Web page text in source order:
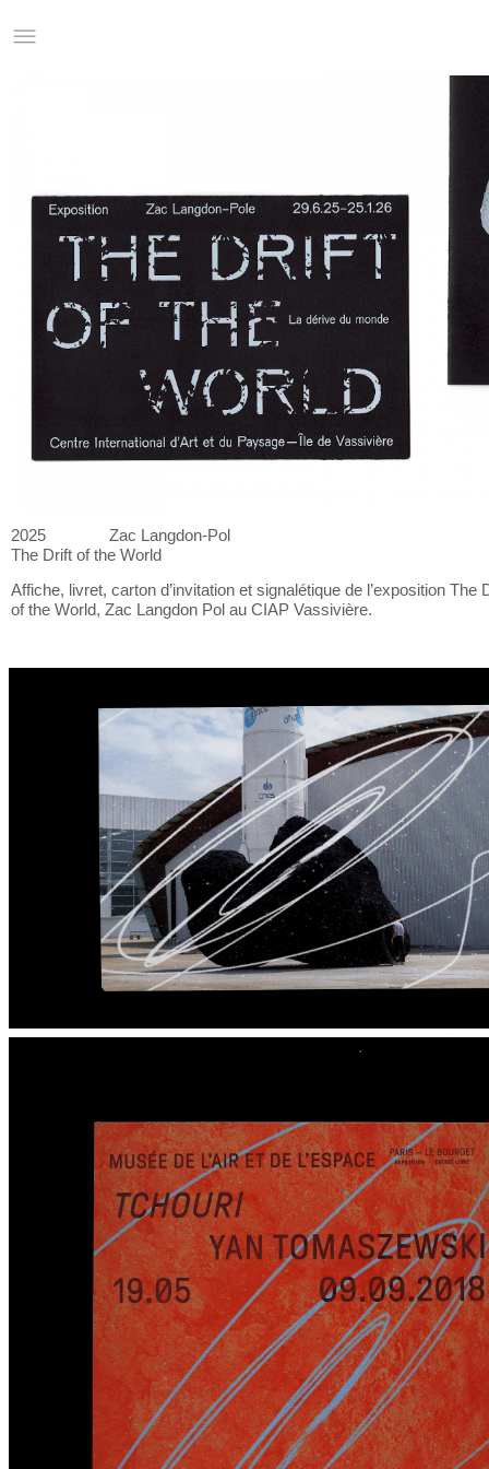
2025
Zac Langdon-Pol
The Drift of the World
Affiche, livret, carton d’invitation et signalétique de l’exposition The
of the World, Zac Langdon Pol au CIAP Vassivière.